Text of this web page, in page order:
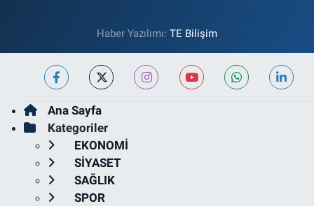
Haber Yazılımı: TE Bilişim
Ana Sayfa
Kategoriler
EKONOMİ
SİYASET
SAĞLIK
SPOR